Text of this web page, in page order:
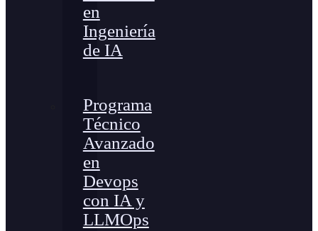
en
Ingeniería
de IA
Programa
Técnico
Avanzado
en
Devops
con IA y
LLMOps